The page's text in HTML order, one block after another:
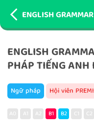
ENGLISH
ENGLISH
PHÁP TIẾNG ANH
Ngữ pháp Hội viên
A0 A1 A2 B1 B2 C1 C2